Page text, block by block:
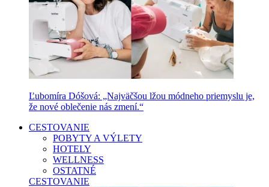
Ľubomíra Dóšová: „Najväčšou lžou módneho priemyslu je,
že nové oblečenie nás zmení.“
CESTOVANIE
POBYTY A VÝLETY
HOTELY
WELLNESS
OSTATNÉ
CESTOVANIE